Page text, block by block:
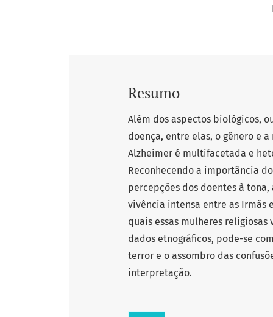
Resumo
Além dos aspectos biológicos,
doença, entre elas, o gênero e
Alzheimer é multifacetada e
Reconhecendo a importância
percepções dos doentes à
vivência intensa entre as Irmãs
quais essas mulheres
dados etnográficos, pode-se
terror e o assombro das
interpretação.